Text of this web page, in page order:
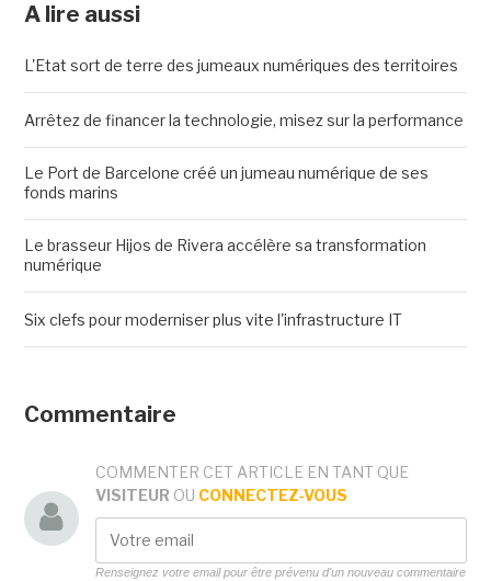
A lire aussi
L'Etat sort de terre des jumeaux numériques des territoires
Arrêtez de financer la technologie, misez sur la performance
Le Port de Barcelone créé un jumeau numérique de ses
fonds marins
Le brasseur Hijos de Rivera accélère sa transformation
numérique
Six clefs pour moderniser plus vite l'infrastructure IT
Commentaire
COMMENTER CET ARTICLE EN TANT QUE
VISITEUR OU CONNECTEZ-VOUS
Renseignez votre email pour être prévenu d'un nouveau commentaire